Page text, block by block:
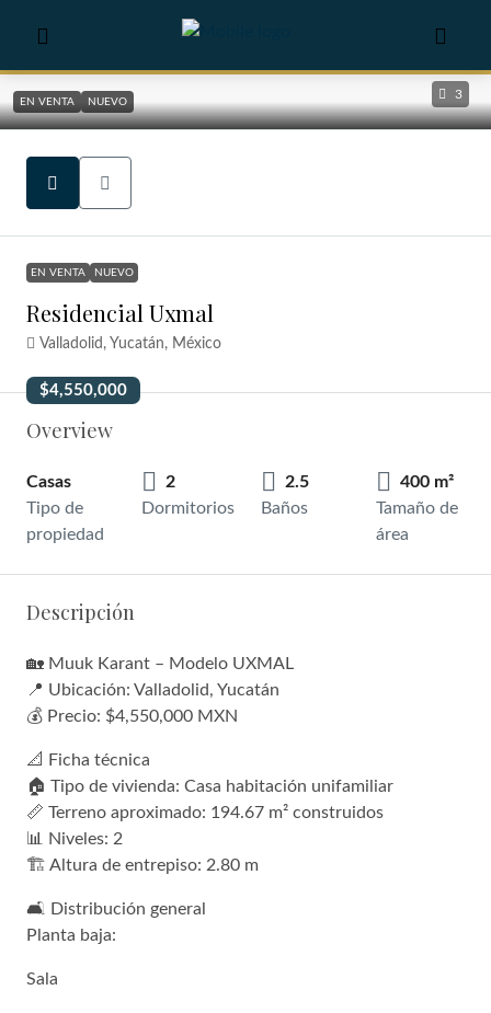
3
EN VENTA NUEVO
EN VENTA NUEVO
Residencial Uxmal
Valladolid, Yucatán, México
$4,550,000
Overview
Casas
Tipo de
propiedad
2
Dormitorios
2.5
Baños
400 m²
Tamaño de
área
Descripción
🏡 Muuk Karant – Modelo UXMAL
📍 Ubicación: Valladolid, Yucatán
💰 Precio: $4,550,000 MXN
📐 Ficha técnica
🏠 Tipo de vivienda: Casa habitación unifamiliar
📏 Terreno aproximado: 194.67 m² construidos
📊 Niveles: 2
🏗️ Altura de entrepiso: 2.80 m
🛋️ Distribución general
Planta baja:
Sala